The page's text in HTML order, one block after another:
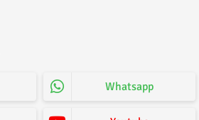
Whatsapp